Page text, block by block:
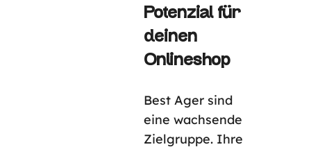
Potenzial für
deinen
Onlineshop
Best Ager sind
eine wachsende
Zielgruppe. Ihre